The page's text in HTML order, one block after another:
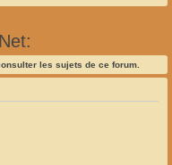
les sujets de ce forum.